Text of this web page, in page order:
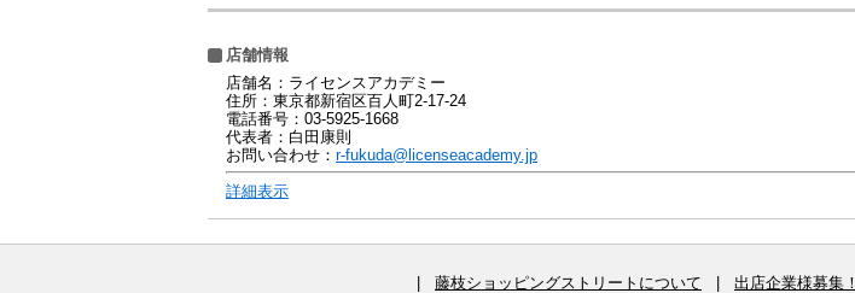
店舗情報
店舗名：ライセンスアカデミー
住所：東京都新宿区百人町2-17-24
電話番号：03-5925-1668
代表者：白田康則
お問い合わせ： r-fukuda@licenseacademy.jp
詳細表示
藤枝ショッピングストリートについて 出店企業様募集！